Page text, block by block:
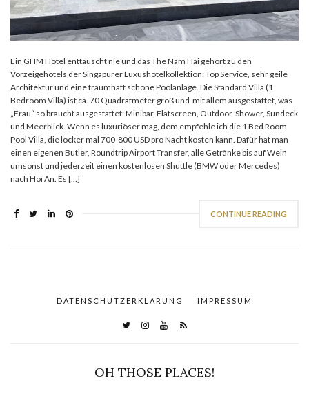
Ein GHM Hotel enttäuscht nie und das The Nam Hai gehört zu den
Vorzeigehotels der Singapurer Luxushotelkollektion: Top Service, sehr geile
Architektur und eine traumhaft schöne Poolanlage. Die Standard Villa (1
Bedroom Villa) ist ca. 70 Quadratmeter groß und mit allem ausgestattet, was
„Frau“ so braucht ausgestattet: Minibar, Flatscreen, Outdoor-Shower, Sundeck
und Meerblick. Wenn es luxuriöser mag, dem empfehle ich die 1 Bed Room
Pool Villa, die locker mal 700-800 USD pro Nacht kosten kann. Dafür hat man
einen eigenen Butler, Roundtrip Airport Transfer, alle Getränke bis auf Wein
umsonst und jederzeit einen kostenlosen Shuttle (BMW oder Mercedes)
nach Hoi An. Es […]
CONTINUE READING
DATENSCHUTZERKLÄRUNG IMPRESSUM
OH THOSE PLACES!